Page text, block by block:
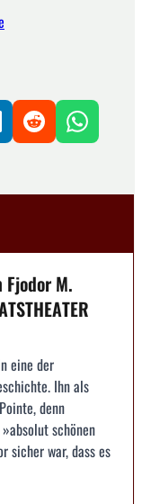
M.
eine der
Ihn als
denn
schönen
sicher war, dass es